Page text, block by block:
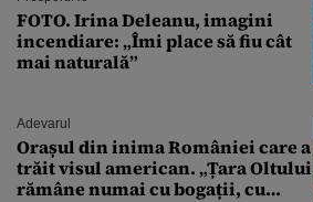
FOTO. Irina Deleanu, imagini
incendiare: „Îmi place să fiu cât
mai naturală”
Adevarul
Orașul din inima României care a
trăit visul american. „Țara Oltului
rămâne numai cu bogații, cu